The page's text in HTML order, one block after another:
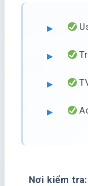
Nơi kiểm tra: